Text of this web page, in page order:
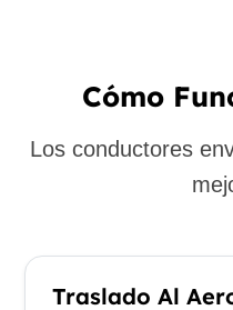
Cómo
Los conductores
Traslado Al